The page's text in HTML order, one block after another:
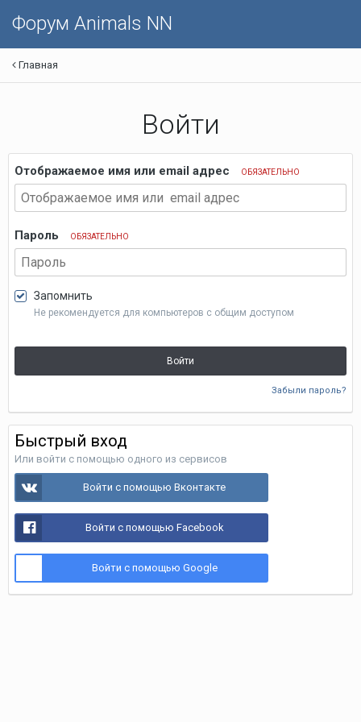
Форум Animals NN
Главная
Войти
Отображаемое имя или email адрес ОБЯЗАТЕЛЬНО
Пароль ОБЯЗАТЕЛЬНО
Запомнить
Не рекомендуется для компьютеров с общим доступом
Войти
Забыли пароль?
Быстрый вход
Или войти с помощью одного из сервисов
Войти с помощью Вконтакте
Войти с помощью Facebook
Войти с помощью Google